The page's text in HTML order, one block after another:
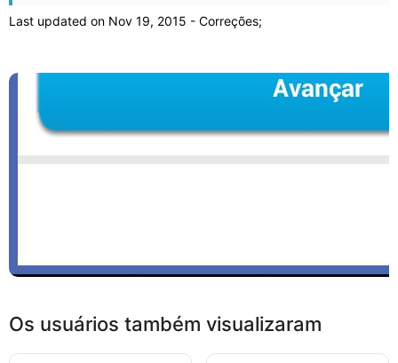
Last updated on Nov 19, 2015 - Correções;
Os usuários também visualizaram